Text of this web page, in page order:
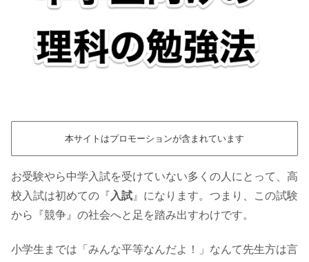
本サイトはプロモーションが含まれています
お受験やら中学入試を受けていない多くの人にとって、高
校入試は初めての『 入試 』になります。つまり、この試験
から『競争』の社会へと足を踏み出すわけです。
小学生までは「みんな平等なんだよ！」なんて先生方は言